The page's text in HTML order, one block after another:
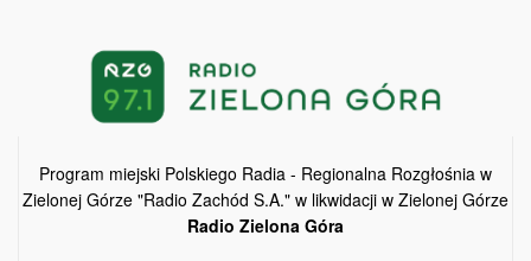
Program miejski Polskiego Radia - Regionalna Rozgłośnia w
Zielonej Górze "Radio Zachód S.A." w likwidacji w Zielonej Górze
Radio Zielona Góra